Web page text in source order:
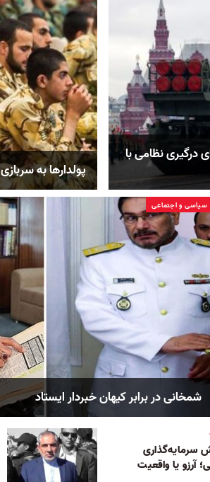
درگیری نظامی با
پولدارها به
سیاسی و اجتماعی
شمخانی در برابر کیهان خبردار ایستاد
سرمایه‌گذاری
آرزو یا واقعیت